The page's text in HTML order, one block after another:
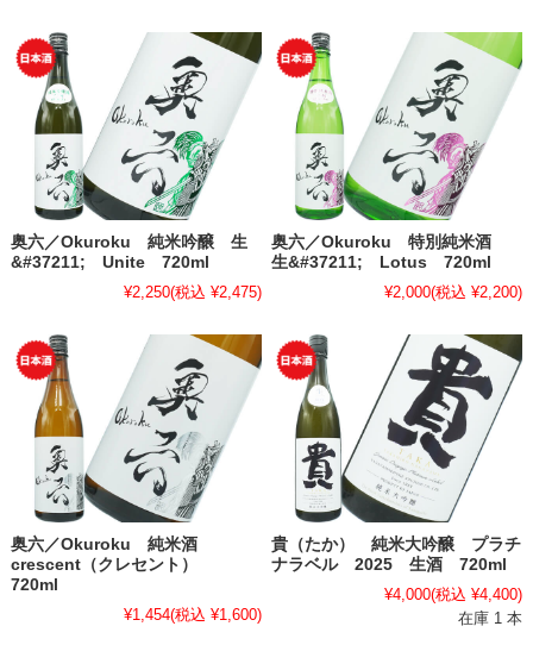
奥六／Okuroku 純米吟醸 生
&#37211; Unite 720ml
¥2,250(税込 ¥2,475)
奥六／Okuroku 特別純米酒
生&#37211; Lotus 720ml
¥2,000(税込 ¥2,200)
奥六／Okuroku 純米酒
crescent（クレセント）
720ml
¥1,454(税込 ¥1,600)
貴（たか） 純米大吟醸 プラチ
ナラベル 2025 生酒 720ml
¥4,000(税込 ¥4,400)
在庫 1 本